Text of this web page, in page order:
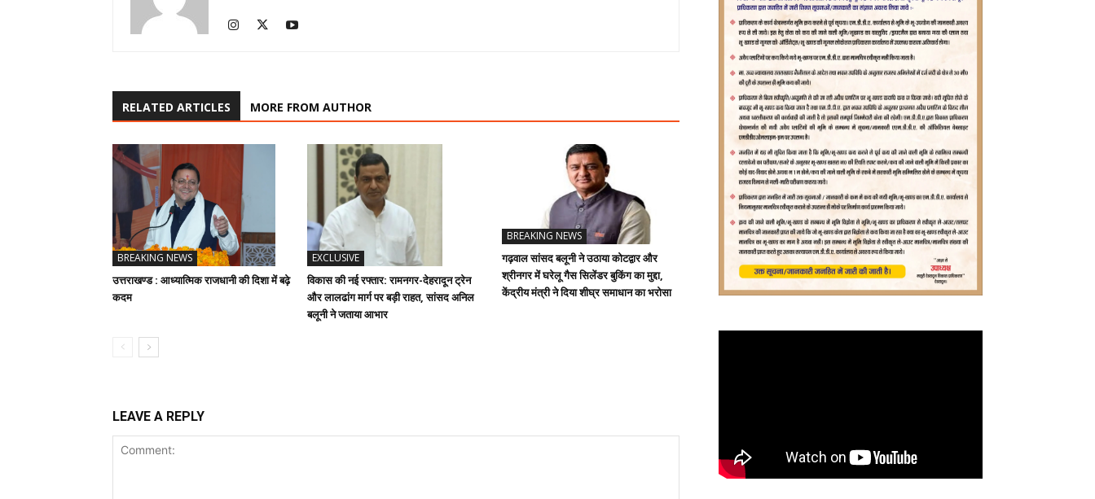
RELATED ARTICLES MORE FROM AUTHOR
BREAKING NEWS
उत्तराखण्ड : आध्यात्मिक राजधानी की दिशा में बढ़े
कदम
EXCLUSIVE
विकास की नई रफ्तार: रामनगर-देहरादून ट्रेन
और लालढांग मार्ग पर बड़ी राहत, सांसद अनिल
बलूनी ने जताया आभार
BREAKING NEWS
गढ़वाल सांसद बलूनी ने उठाया कोटद्वार और
श्रीनगर में घरेलू गैस सिलेंडर बुकिंग का मुद्दा,
केंद्रीय मंत्री ने दिया शीघ्र समाधान का भरोसा
LEAVE A REPLY